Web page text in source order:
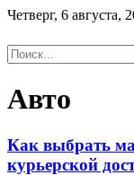
Четверг, 6 августа,
Авто
Как выбрать
курьерской